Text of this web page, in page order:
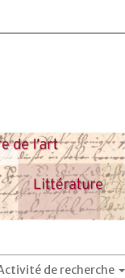
de recherche